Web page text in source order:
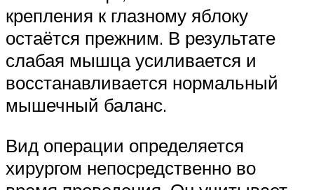
крепления к глазному яблоку
остаётся прежним. В результате
слабая мышца усиливается и
восстанавливается нормальный
мышечный баланс.
Вид операции определяется
хирургом непосредственно во